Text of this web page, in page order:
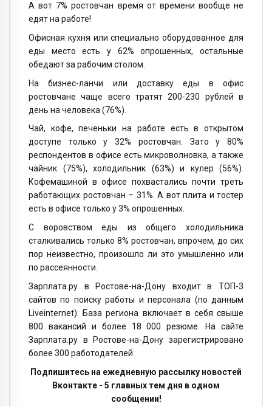
А вот 7% ростовчан время от времени вообще не
едят на работе!
Офисная кухня или специально оборудованное для
еды место есть у 62% опрошенных, остальные
обедают за рабочим столом.
На бизнес-ланчи или доставку еды в офис
ростовчане чаще всего тратят 200-230 рублей в
день на человека (76%).
Чай, кофе, печеньки на работе есть в открытом
доступе только у 32% ростовчан. Зато у 80%
респондентов в офисе есть микроволновка, а также
чайник (75%), холодильник (63%) и кулер (56%).
Кофемашиной в офисе похвастались почти треть
работающих ростовчан – 31%. А вот плита и тостер
есть в офисе только у 3% опрошенных.
С воровством еды из общего холодильника
сталкивались только 8% ростовчан, впрочем, до сих
пор неизвестно, произошло ли это умышленно или
по рассеянности.
Зарплата.ру в Ростове-на-Дону входит в ТОП-3
сайтов по поиску работы и персонала (по данным
Liveinternet). База региона включает в себя свыше
800 вакансий и более 18 000 резюме. На сайте
Зарплата.ру в Ростове-на-Дону зарегистрировано
более 300 работодателей.
Подпишитесь на ежедневную рассылку новостей
Вконтакте - 5 главных тем дня в одном
сообщении!